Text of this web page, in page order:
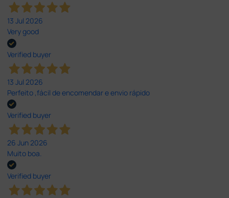
13 Jul 2026
Very good
Verified buyer
13 Jul 2026
Perfeito ,fácil de encomendar e envio rápido
Verified buyer
26 Jun 2026
Muito boa.
Verified buyer